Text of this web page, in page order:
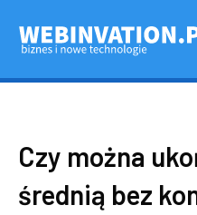
Czy można
średnią bez